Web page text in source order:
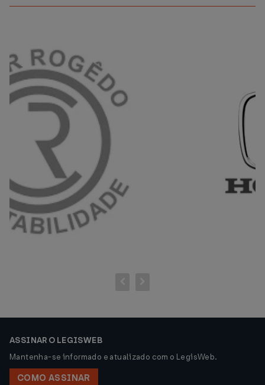
ASSINAR O LEGISWEB
Mantenha-se informado e atualizado com o LegisWeb.
COMO ASSINAR